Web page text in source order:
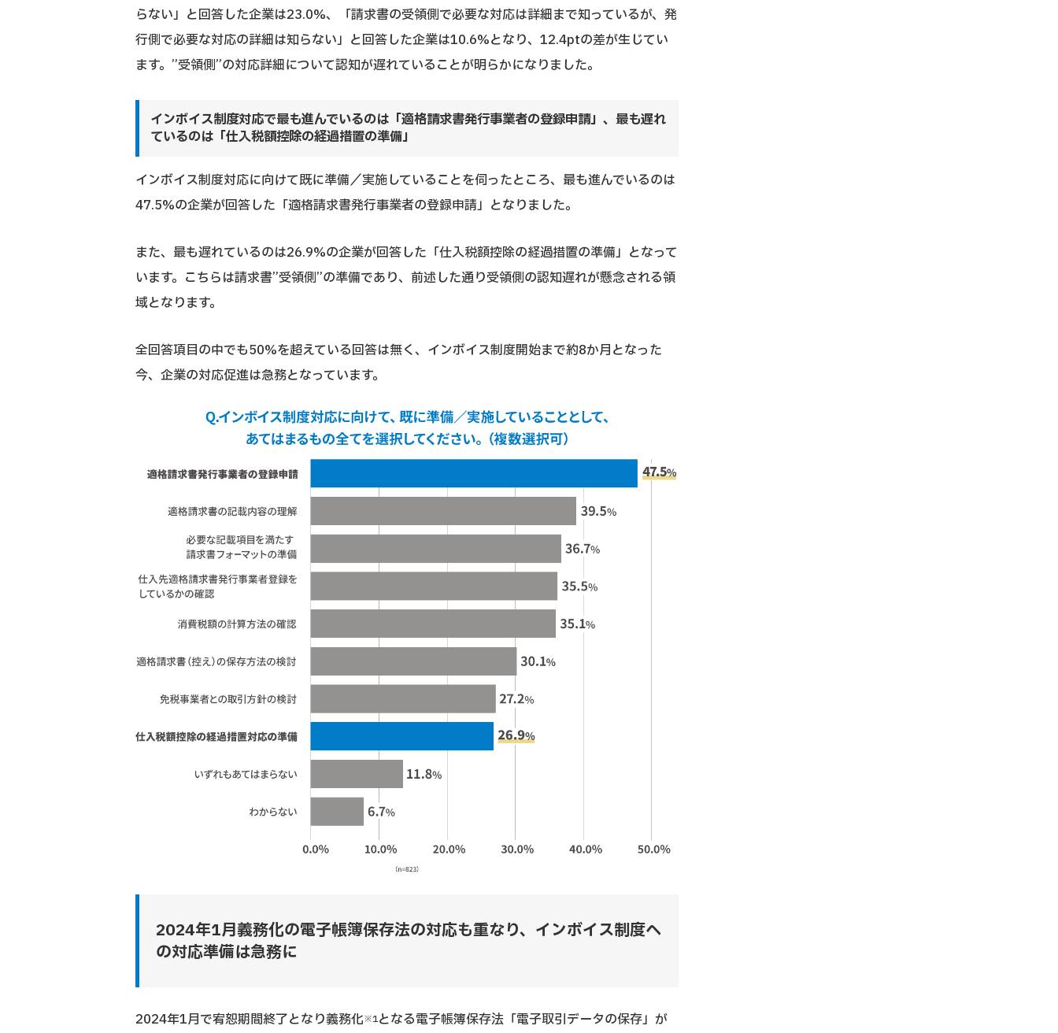
らない」と回答した企業は23.0%、「請求書の受領側で必要な対応は詳細まで知っているが、発
行側で必要な対応の詳細は知らない」と回答した企業は10.6%となり、12.4ptの差が生じてい
ます。”受領側”の対応詳細について認知が遅れていることが明らかになりました。
インボイス制度対応で最も進んでいるのは「適格請求書発行事業者の登録申請」、最も遅れ
ているのは「仕入税額控除の経過措置の準備」
インボイス制度対応に向けて既に準備／実施していることを伺ったところ、最も進んでいるのは
47.5%の企業が回答した「適格請求書発行事業者の登録申請」となりました。
また、最も遅れているのは26.9%の企業が回答した「仕入税額控除の経過措置の準備」となって
います。こちらは請求書”受領側”の準備であり、前述した通り受領側の認知遅れが懸念される領
域となります。
全回答項目の中でも50%を超えている回答は無く、インボイス制度開始まで約8か月となった
今、企業の対応促進は急務となっています。
2024年1月義務化の電子帳簿保存法の対応も重なり、インボイス制度へ
の対応準備は急務に
2024年1月で宥恕期間終了となり義務化※1となる電子帳簿保存法「電子取引データの保存」が